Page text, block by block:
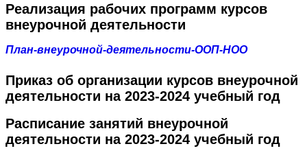
Реализация рабочих программ курсов
внеурочной деятельности
План-внеурочной-деятельности-ООП-НОО
Приказ об организации курсов внеурочной
деятельности на 2023-2024 учебный год
Расписание занятий внеурочной
деятельности на 2023-2024 учебный год